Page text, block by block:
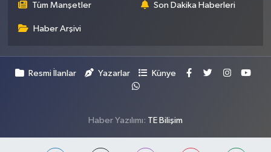
Tüm Manşetler Son Dakika Haberleri
Haber Arşivi
Resmi İlanlar Yazarlar Künye
Haber Yazılımı: TE Bilişim